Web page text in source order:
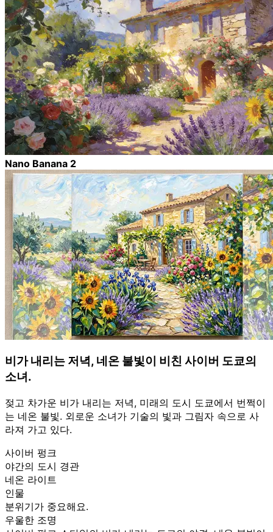
Nano Banana 2
비가 내리는 저녁, 네온 불빛이 비친 사이버 도쿄의
소녀.
젖고 차가운 비가 내리는 저녁, 미래의 도시 도쿄에서 번쩍이
는 네온 불빛. 외로운 소녀가 기술의 빛과 그림자 속으로 사
라져 가고 있다.
사이버 펑크
야간의 도시 경관
네온 라이트
인물
분위기가 중요해요.
우울한 조명